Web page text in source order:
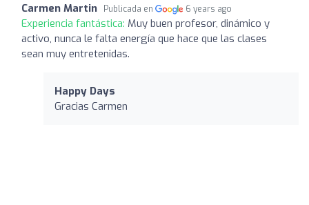
Carmen Martin Publicada en 6 years ago
Experiencia fantástica: Muy buen profesor, dinámico y
activo, nunca le falta energía que hace que las clases
sean muy entretenidas.
Happy Days
Gracias Carmen